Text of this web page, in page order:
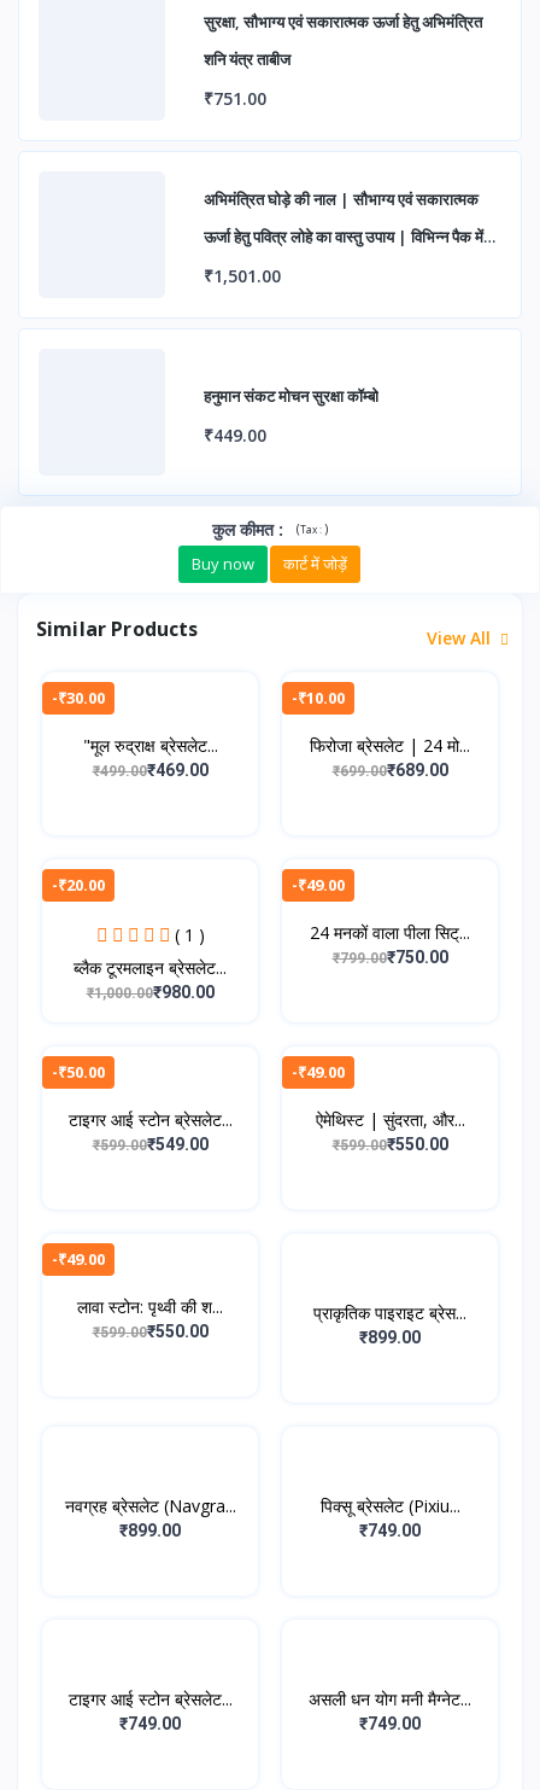
सुरक्षा, सौभाग्य एवं सकारात्मक ऊर्जा हेतु अभिमंत्रित
शनि यंत्र ताबीज
₹751.00
अभिमंत्रित घोड़े की नाल | सौभाग्य एवं सकारात्मक
ऊर्जा हेतु पवित्र लोहे का वास्तु उपाय | विभिन्न पैक में
उपलब्ध
₹1,501.00
हनुमान संकट मोचन सुरक्षा कॉम्बो
₹449.00
कुल कीमत: (Tax :)
Buy now कार्ट में जोड़ें
Similar Products View All
-₹30.00
"मूल रुद्राक्ष ब्रेसलेट...
₹499.00₹469.00
-₹10.00
फिरोजा ब्रेसलेट | 24 मो...
₹699.00₹689.00
-₹20.00
( 1 )
ब्लैक टूरमलाइन ब्रेसलेट...
₹1,000.00₹980.00
-₹49.00
24 मनकों वाला पीला सिट्...
₹799.00₹750.00
-₹50.00
टाइगर आई स्टोन ब्रेसलेट...
₹599.00₹549.00
-₹49.00
ऐमेथिस्ट | सुंदरता, और...
₹599.00₹550.00
-₹49.00
लावा स्टोन: पृथ्वी की श...
₹599.00₹550.00
प्राकृतिक पाइराइट ब्रेस...
₹899.00
नवग्रह ब्रेसलेट (Navgra...
₹899.00
पिक्सू ब्रेसलेट (Pixiu...
₹749.00
टाइगर आई स्टोन ब्रेसलेट...
₹749.00
असली धन योग मनी मैग्नेट...
₹749.00